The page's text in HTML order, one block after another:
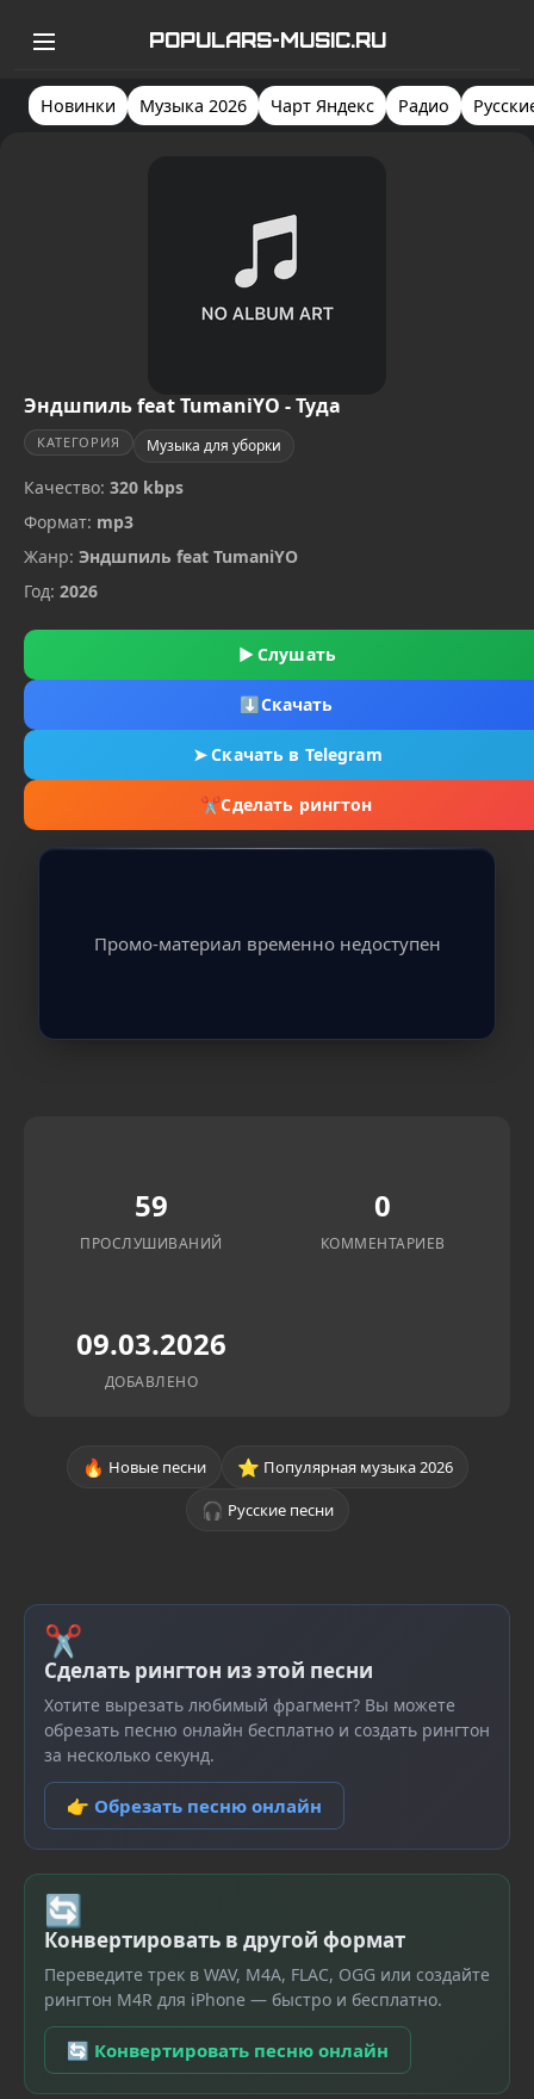
POPULARS-MUSIC.RU
Новинки Музыка 2026 Чарт Яндекс Радио
Эндшпиль feat TumaniYO - Туда
КАТЕГОРИЯ Музыка для уборки
Качество: 320 kbps
Формат: mp3
Жанр: Эндшпиль feat TumaniYO
Год: 2026
▶ Слушать
⬇Скачать
➤Скачать в Telegram
✂Сделать рингтон
Промо-материал временно недоступен
59
ПРОСЛУШИВАНИЙ
0
КОММЕНТАРИЕВ
09.03.2026
ДОБАВЛЕНО
🔥 Новые песни ⭐ Популярная музыка 2026
🎧 Русские песни
✂
Сделать рингтон из этой песни
Хотите вырезать любимый фрагмент? Вы можете
обрезать песню онлайн бесплатно и создать рингтон
за несколько секунд.
👉 Обрезать песню онлайн
🔄
Конвертировать в другой формат
Переведите трек в WAV, M4A, FLAC, OGG или создайте
рингтон M4R для iPhone — быстро и бесплатно.
🔄 Конвертировать песню онлайн